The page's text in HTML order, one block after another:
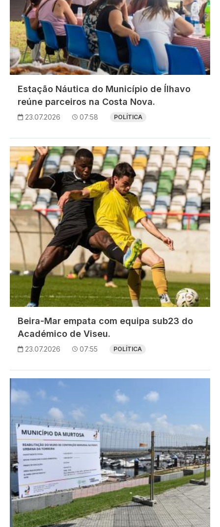
Estação Náutica do Município de Ílhavo
reúne parceiros na Costa Nova.
23.07.2026 07:58 POLÍTICA
Imagem
Beira-Mar empata com equipa sub23 do
Académico de Viseu.
23.07.2026 07:55 POLÍTICA